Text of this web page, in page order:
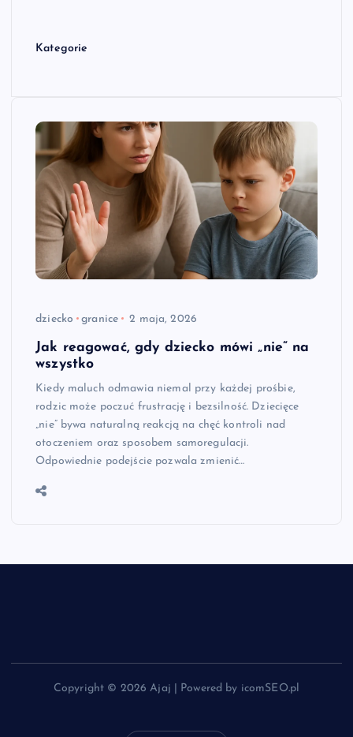
Kategorie
dziecko granice 2 maja, 2026
Jak reagować, gdy dziecko mówi „nie” na
wszystko
Kiedy maluch odmawia niemal przy każdej prośbie,
rodzic może poczuć frustrację i bezsilność. Dziecięce
„nie” bywa naturalną reakcją na chęć kontroli nad
otoczeniem oraz sposobem samoregulacji.
Odpowiednie podejście pozwala zmienić…
Copyright © 2026 Ajaj | Powered by icomSEO.pl